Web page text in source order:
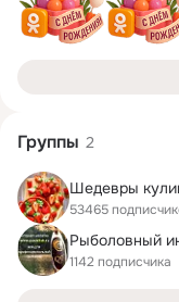
Группы 2
Шедевры
53465
Рыболовный
1142 подписчика